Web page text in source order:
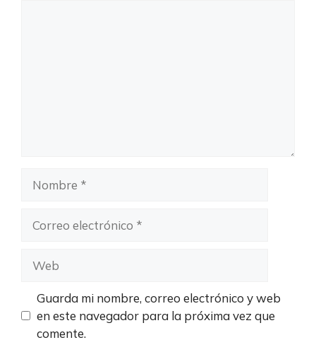
Nombre
electrónico
Guarda mi nombre, correo electrónico y web
en este navegador para la próxima vez que
comente.